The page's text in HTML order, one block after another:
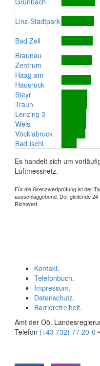
Linz-Stadtpark
Bad Zell
Braunau
Zentrum
Haag am
Hausruck
Steyr
Traun
Lenzing 3
Wels
Vöcklabruck
Bad Ischl
Es handelt sich um
Luftmessnetz.
Für die Grenzwertprüfung ist der
ausschlaggebend. Der gleitende
Richtwert.
Kontakt.
Telefonbuch.
Impressum.
Datenschutz.
Barrierefreiheit.
Amt der Oö.
Telefon (+43 732) 77 20-0